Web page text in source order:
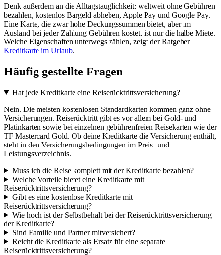
Denk außerdem an die Alltagstauglichkeit: weltweit ohne Gebühren
bezahlen, kostenlos Bargeld abheben, Apple Pay und Google Pay.
Eine Karte, die zwar hohe Deckungssummen bietet, aber im
Ausland bei jeder Zahlung Gebühren kostet, ist nur die halbe Miete.
Welche Eigenschaften unterwegs zählen, zeigt der Ratgeber
Kreditkarte im Urlaub.
Häufig gestellte Fragen
Hat jede Kreditkarte eine Reiserücktrittsversicherung?
Nein. Die meisten kostenlosen Standardkarten kommen ganz ohne
Versicherungen. Reiserücktritt gibt es vor allem bei Gold- und
Platinkarten sowie bei einzelnen gebührenfreien Reisekarten wie der
TF Mastercard Gold. Ob deine Kreditkarte die Versicherung enthält,
steht in den Versicherungsbedingungen im Preis- und
Leistungsverzeichnis.
Muss ich die Reise komplett mit der Kreditkarte bezahlen?
Welche Vorteile bietet eine Kreditkarte mit
Reiserücktrittsversicherung?
Gibt es eine kostenlose Kreditkarte mit
Reiserücktrittsversicherung?
Wie hoch ist der Selbstbehalt bei der Reiserücktrittsversicherung
der Kreditkarte?
Sind Familie und Partner mitversichert?
Reicht die Kreditkarte als Ersatz für eine separate
Reiserücktrittsversicherung?